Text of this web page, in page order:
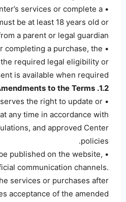
services or complete a
be at least 18 years old or
a parent or legal guardian.
completing a purchase, the
required legal eligibility or
is available when required.
1.2. Amendments to the Terms
the right to update or
any time in accordance with
and approved Center
policies.
published on the website,
communication channels.
services or purchases after
acceptance of the amended